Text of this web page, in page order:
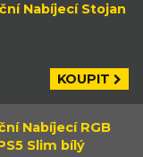
Nabíjecí Stojan
KOUPIT
Nabíjecí RGB
Slim bílý